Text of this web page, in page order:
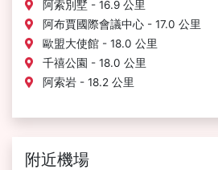
阿索別墅 - 16.9 公里
阿布賈國際會議中心 - 17.0 公里
歐盟大使館 - 18.0 公里
千禧公園 - 18.0 公里
阿索岩 - 18.2 公里
附近機場